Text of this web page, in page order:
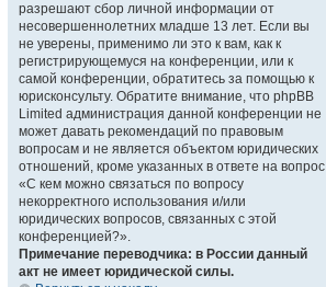
разрешают сбор личной информации от
несовершеннолетних младше 13 лет. Если вы
не уверены, применимо ли это к вам, как к
регистрирующемуся на конференции, или к
самой конференции, обратитесь за помощью к
юрисконсульту. Обратите внимание, что phpBB
Limited администрация данной конференции не
может давать рекомендаций по правовым
вопросам и не является объектом юридических
отношений, кроме указанных в ответе на вопрос
«С кем можно связаться по вопросу
некорректного использования и/или
юридических вопросов, связанных с этой
конференцией?».
Примечание переводчика: в России данный
акт не имеет юридической силы.